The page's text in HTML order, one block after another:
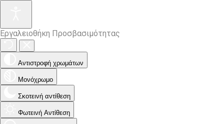
Εργαλειοθήκη Προσβασιμότητας
Αντιστροφή χρωμάτων
Μονόχρωμο
Σκοτεινή αντίθεση
Φωτεινή Αντίθεση